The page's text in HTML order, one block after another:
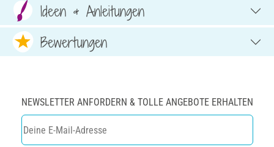
Ideen & Anleitungen
Bewertungen
NEWSLETTER ANFORDERN & TOLLE ANGEBOTE ERHALTEN